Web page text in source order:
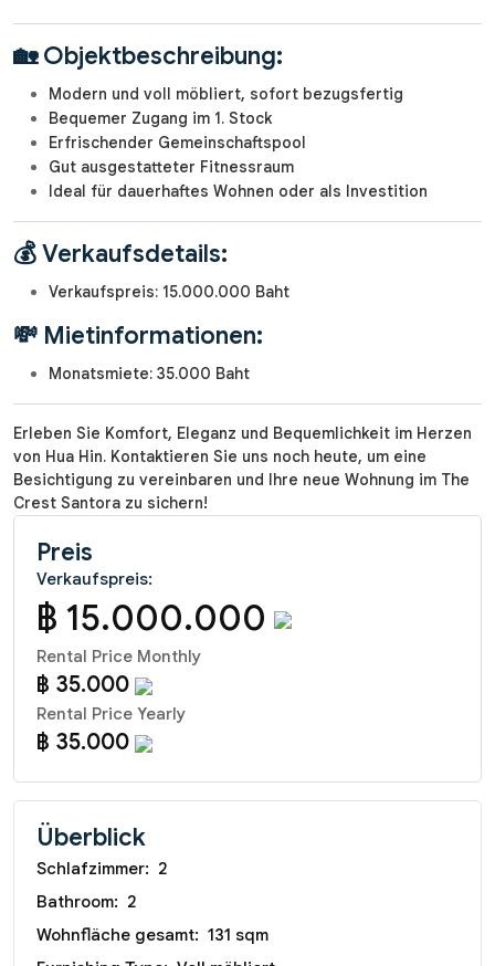
🏡 Objektbeschreibung:
Modern und voll möbliert, sofort bezugsfertig
Bequemer Zugang im 1. Stock
Erfrischender Gemeinschaftspool
Gut ausgestatteter Fitnessraum
Ideal für dauerhaftes Wohnen oder als Investition
💰 Verkaufsdetails:
Verkaufspreis: 15.000.000 Baht
💸 Mietinformationen:
Monatsmiete: 35.000 Baht
Erleben Sie Komfort, Eleganz und Bequemlichkeit im Herzen
von Hua Hin. Kontaktieren Sie uns noch heute, um eine
Besichtigung zu vereinbaren und Ihre neue Wohnung im The
Crest Santora zu sichern!
Preis
Verkaufspreis:
฿ 15.000.000
Rental Price Monthly
฿ 35.000
Rental Price Yearly
฿ 35.000
Überblick
Schlafzimmer: 2
Bathroom: 2
Wohnfläche gesamt: 131 sqm